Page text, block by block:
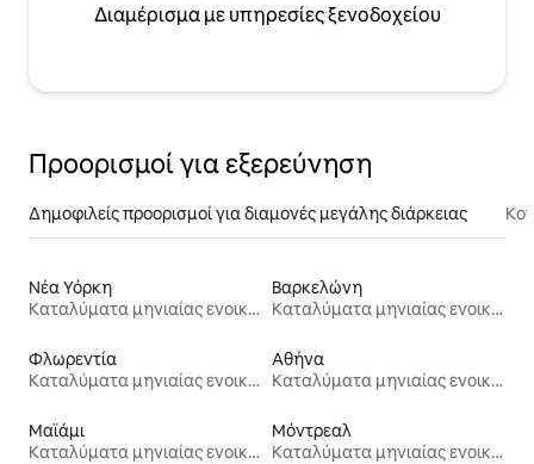
Διαμέρισμα με υπηρεσίες ξενοδοχείου
Προορισμοί για εξερεύνηση
Δημοφιλείς προορισμοί για διαμονές μεγάλης διάρκειας
Νέα Υόρκη
Καταλύματα μηνιαίας ενοικίασης
Βαρκελώνη
Καταλύματα μηνιαίας ενοικίασης
Φλωρεντία
Καταλύματα μηνιαίας ενοικίασης
Αθήνα
Καταλύματα μηνιαίας ενοικίασης
Μαϊάμι
Καταλύματα μηνιαίας ενοικίασης
Μόντρεαλ
Καταλύματα μηνιαίας ενοικίασης